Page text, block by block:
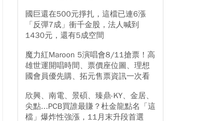
國巨還在500元掙扎，這檔已連6漲
「反彈7成」衝千金股，法人喊到
1430元，還有5成空間
魔力紅Maroon 5演唱會8/11搶票！高
雄世運開唱時間、票價座位圖、理想
國會員優先購、拓元售票資訊一次看
欣興、南電、景碩、臻鼎-KY、金居、
尖點...PCB買誰最賺？杜金龍點名「這
檔」爆炸性強漲，11月末升段首選